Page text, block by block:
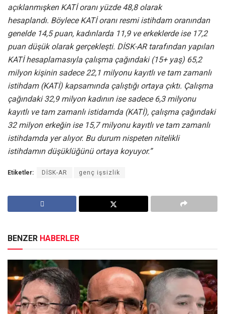
açıklanmışken KATİ oranı yüzde 48,8 olarak
hesaplandı. Böylece KATİ oranı resmi istihdam oranından
genelde 14,5 puan, kadınlarda 11,9 ve erkeklerde ise 17,2
puan düşük olarak gerçekleşti. DİSK-AR tarafından yapılan
KATİ hesaplamasıyla çalışma çağındaki (15+ yaş) 65,2
milyon kişinin sadece 22,1 milyonu kayıtlı ve tam zamanlı
istihdam (KATİ) kapsamında çalıştığı ortaya çıktı. Çalışma
çağındaki 32,9 milyon kadının ise sadece 6,3 milyonu
kayıtlı ve tam zamanlı istidamda (KATİ), çalışma çağındaki
32 milyon erkeğin ise 15,7 milyonu kayıtlı ve tam zamanlı
istihdamda yer alıyor. Bu durum nispeten nitelikli
istihdamın düşüklüğünü ortaya koyuyor.”
Etiketler: DİSK-AR genç işsizlik
BENZER HABERLER